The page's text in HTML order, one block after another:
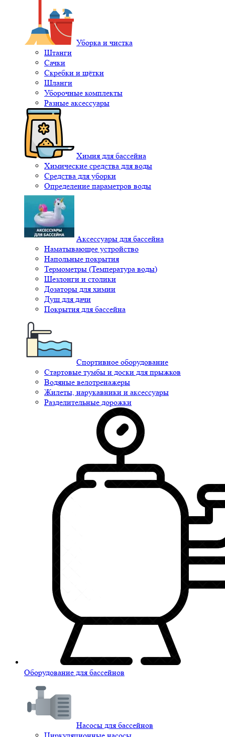
Уборка и чистка
Штанги
Сачки
Скребки и щётки
Шланги
Уборочные комплекты
Разные аксессуары
Химия для бассейна
Химические средства для воды
Средства для уборки
Определение параметров воды
Аксессуары для бассейна
Наматывающее устройство
Напольные покрытия
Термометры (Температура воды)
Шезлонги и столики
Дозаторы для химии
Душ для дачи
Покрытия для бассейна
Спортивное оборудование
Стартовые тумбы и доски для прыжков
Водяные велотренажеры
Жилеты, нарукавники и аксессуары
Разделительные дорожки
Оборудование для бассейнов
Насосы для бассейнов